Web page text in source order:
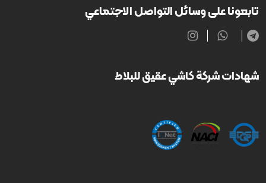
تابعونا على وسائل التواصل الاجتماعي
شهادات شركة كاشي عقيق للبلاط